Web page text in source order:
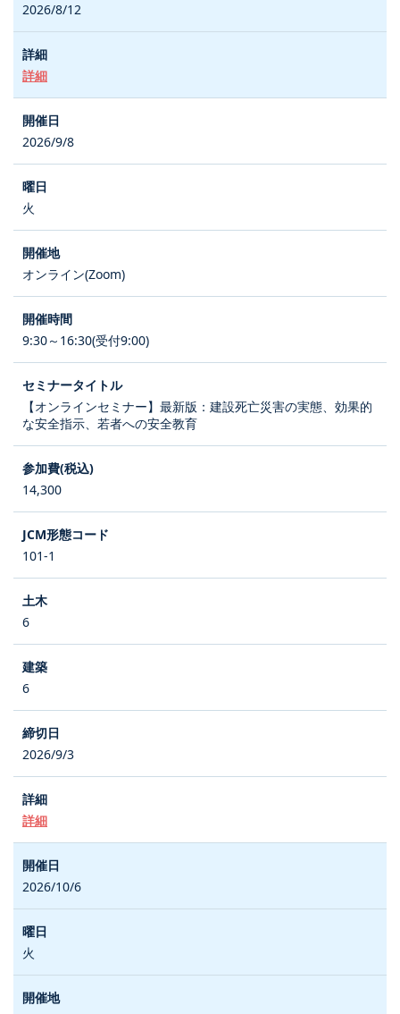
2026/8/12
詳細
2026/9/8
火
オンライン(Zoom)
9:30～16:30(受付9:00)
【オンラインセミナー】最新版：建設死亡災害の実態、効果的
な安全指示、若者への安全教育
14,300
101-1
6
6
2026/9/3
詳細
2026/10/6
火